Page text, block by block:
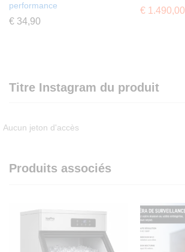
performance
€ 34,90
€ 1.490,00
Titre Instagram du produit
Aucun jeton d'accès
Produits associés